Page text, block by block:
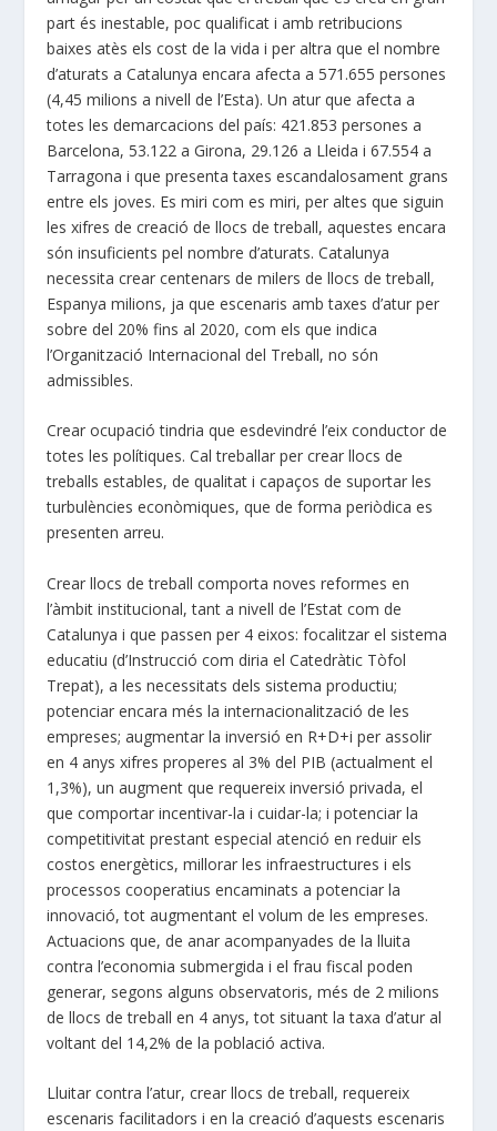
part és inestable, poc qualificat i amb retribucions
baixes atès els cost de la vida i per altra que el nombre
d’aturats a Catalunya encara afecta a 571.655 persones
(4,45 milions a nivell de l’Esta). Un atur que afecta a
totes les demarcacions del país: 421.853 persones a
Barcelona, 53.122 a Girona, 29.126 a Lleida i 67.554 a
Tarragona i que presenta taxes escandalosament grans
entre els joves. Es miri com es miri, per altes que siguin
les xifres de creació de llocs de treball, aquestes encara
són insuficients pel nombre d’aturats. Catalunya
necessita crear centenars de milers de llocs de treball,
Espanya milions, ja que escenaris amb taxes d’atur per
sobre del 20% fins al 2020, com els que indica
l’Organització Internacional del Treball, no són
admissibles.
Crear ocupació tindria que esdevindré l’eix conductor de
totes les polítiques. Cal treballar per crear llocs de
treballs estables, de qualitat i capaços de suportar les
turbulències econòmiques, que de forma periòdica es
presenten arreu.
Crear llocs de treball comporta noves reformes en
l’àmbit institucional, tant a nivell de l’Estat com de
Catalunya i que passen per 4 eixos: focalitzar el sistema
educatiu (d’Instrucció com diria el Catedràtic Tòfol
Trepat), a les necessitats dels sistema productiu;
potenciar encara més la internacionalització de les
empreses; augmentar la inversió en R+D+i per assolir
en 4 anys xifres properes al 3% del PIB (actualment el
1,3%), un augment que requereix inversió privada, el
que comportar incentivar-la i cuidar-la; i potenciar la
competitivitat prestant especial atenció en reduir els
costos energètics, millorar les infraestructures i els
processos cooperatius encaminats a potenciar la
innovació, tot augmentant el volum de les empreses.
Actuacions que, de anar acompanyades de la lluita
contra l’economia submergida i el frau fiscal poden
generar, segons alguns observatoris, més de 2 milions
de llocs de treball en 4 anys, tot situant la taxa d’atur al
voltant del 14,2% de la població activa.
Lluitar contra l’atur, crear llocs de treball, requereix
escenaris facilitadors i en la creació d’aquests escenaris